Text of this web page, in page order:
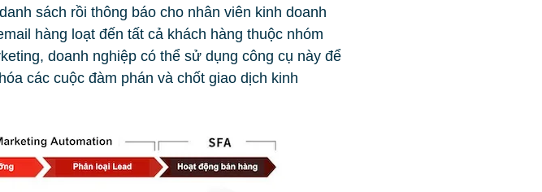
sách rồi thông báo cho nhân viên kinh doanh
hàng loạt đến tất cả khách hàng thuộc nhóm
doanh nghiệp có thể sử dụng công cụ này để
các cuộc đàm phán và chốt giao dịch kinh